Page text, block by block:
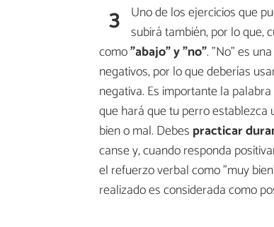
3 Uno de los ejercicios que
subirá también, por lo que,
como"abajo" y "no". "No" es
negativos, por lo que deberías
negativa. Es importante la
que hará que tu perro establezca
bien o mal. Debes practicar
canse y, cuando responda
el refuerzo verbal como "muy
realizado es considerada como